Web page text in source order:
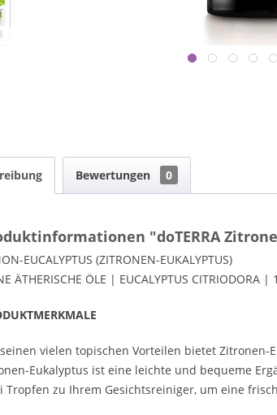
Bewertungen 0
"doTERRA
EUCALYPTUS (ZITRONEN-EUKALYPTUS)
ÄTHERISCHE ÖLE | EUCALYPTUS CITRIODORA |
vielen topischen Vorteilen bietet Zitronen-
Eukalyptus ist eine leichte und bequeme
Tropfen zu Ihrem Gesichtsreiniger, um eine